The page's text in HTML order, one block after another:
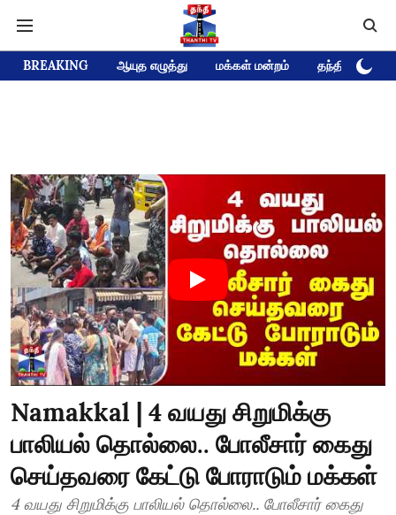
BREAKING ஆயுத எழுத்து மக்கள் மன்றம் தந்தி டிவி
Namakkal | 4 வயது சிறுமிக்கு
பாலியல் தொல்லை.. போலீசார் கைது
செய்தவரை கேட்டு போராடும் மக்கள்
4 வயது சிறுமிக்கு பாலியல் தொல்லை.. போலீசார் கைது